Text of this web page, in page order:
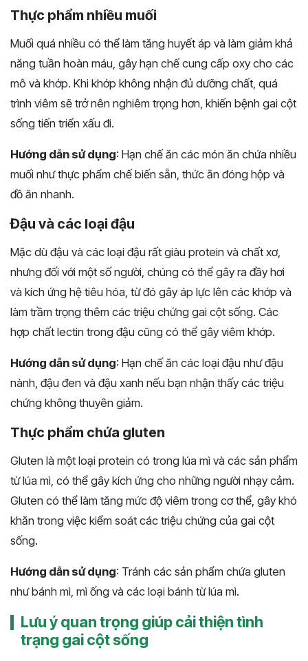
Thực phẩm nhiều muối
Muối quá nhiều có thể làm tăng huyết áp và làm giảm khả
năng tuần hoàn máu, gây hạn chế cung cấp oxy cho các
mô và khớp. Khi khớp không nhận đủ dưỡng chất, quá
trình viêm sẽ trở nên nghiêm trọng hơn, khiến bệnh gai cột
sống tiến triển xấu đi.
Hướng dẫn sử dụng: Hạn chế ăn các món ăn chứa nhiều
muối như thực phẩm chế biến sẵn, thức ăn đóng hộp và
đồ ăn nhanh.
Đậu và các loại đậu
Mặc dù đậu và các loại đậu rất giàu protein và chất xơ,
nhưng đối với một số người, chúng có thể gây ra đầy hơi
và kích ứng hệ tiêu hóa, từ đó gây áp lực lên các khớp và
làm trầm trọng thêm các triệu chứng gai cột sống. Các
hợp chất lectin trong đậu cũng có thể gây viêm khớp.
Hướng dẫn sử dụng: Hạn chế ăn các loại đậu như đậu
nành, đậu đen và đậu xanh nếu bạn nhận thấy các triệu
chứng không thuyên giảm.
Thực phẩm chứa gluten
Gluten là một loại protein có trong lúa mì và các sản phẩm
từ lúa mì, có thể gây kích ứng cho những người nhạy cảm.
Gluten có thể làm tăng mức độ viêm trong cơ thể, gây khó
khăn trong việc kiểm soát các triệu chứng của gai cột
sống.
Hướng dẫn sử dụng: Tránh các sản phẩm chứa gluten
như bánh mì, mì ống và các loại bánh từ lúa mì.
Lưu ý quan trọng giúp cải thiện tình
trạng gai cột sống